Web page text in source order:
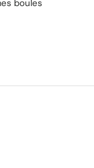
boules